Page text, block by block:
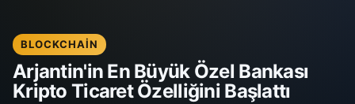
BLOCKCHAIN
Arjantin'in En Büyük Özel Bankası
Kripto Ticaret Özelliğini Başlattı